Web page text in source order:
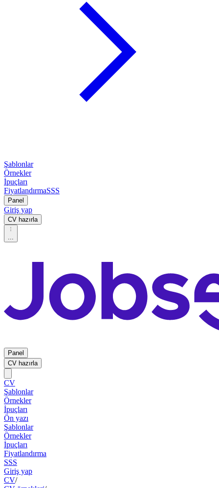
Şablonlar
Örnekler
İpuçları
FiyatlandırmaSSS
Panel
Giriş yap
CV hazırla
...
Panel
CV hazırla
CV
Şablonlar
Örnekler
İpuçları
Ön yazı
Şablonlar
Örnekler
İpuçları
Fiyatlandırma
SSS
Giriş yap
CV/